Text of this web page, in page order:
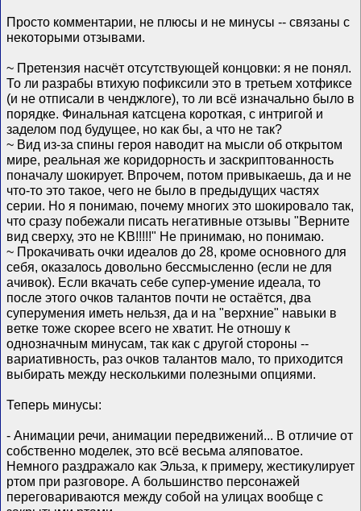
Просто комментарии, не плюсы и не минусы -- связаны с
некоторыми отзывами.
~ Претензия насчёт отсутствующей концовки: я не понял.
То ли разрабы втихую пофиксили это в третьем хотфиксе
(и не отписали в ченджлоге), то ли всё изначально было в
порядке. Финальная катсцена короткая, с интригой и
заделом под будущее, но как бы, а что не так?
~ Вид из-за спины героя наводит на мысли об открытом
мире, реальная же коридорность и заскриптованность
поначалу шокирует. Впрочем, потом привыкаешь, да и не
что-то это такое, чего не было в предыдущих частях
серии. Но я понимаю, почему многих это шокировало так,
что сразу побежали писать негативные отзывы "Верните
вид сверху, это не KB!!!!!" Не принимаю, но понимаю.
~ Прокачивать очки идеалов до 28, кроме основного для
себя, оказалось довольно бессмысленно (если не для
ачивок). Если вкачать себе супер-умение идеала, то
после этого очков талантов почти не остаётся, два
суперумения иметь нельзя, да и на "верхние" навыки в
ветке тоже скорее всего не хватит. Не отношу к
однозначным минусам, так как с другой стороны --
вариативность, раз очков талантов мало, то приходится
выбирать между несколькими полезными опциями.
Теперь минусы:
- Анимации речи, анимации передвижений... В отличие от
собственно моделек, это всё весьма аляповатое.
Немного раздражало как Эльза, к примеру, жестикулирует
ртом при разговоре. А большинство персонажей
переговариваются между собой на улицах вообще с